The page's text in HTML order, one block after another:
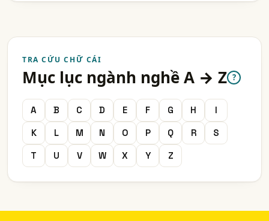
TRA CỨU CHỮ CÁI
Mục lục ngành nghề A → Z ?
A B C D E F G H
I
K
L M N O P Q R
S
T
U V W X Y Z